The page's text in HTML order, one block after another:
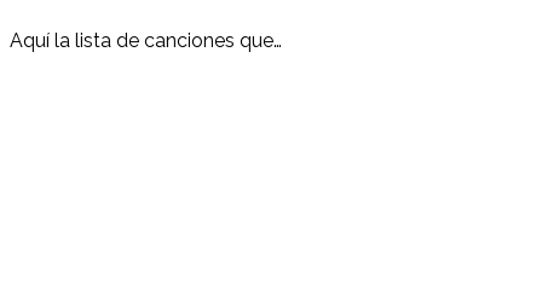
Aquí la lista de canciones que…